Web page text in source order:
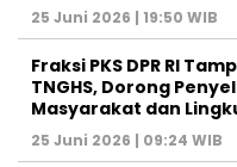
25 Juni 2026 | 19:50 WIB
‎Fraksi PKS DPR RI
TNGHS, Dorong
Masyarakat dan
25 Juni 2026 | 09:24 WIB